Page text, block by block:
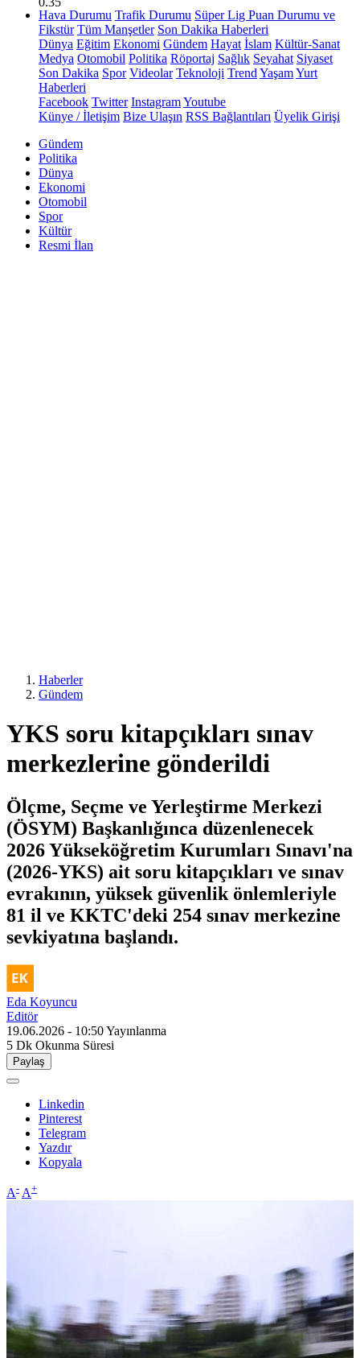
Hava Durumu Trafik Durumu Süper Lig Puan Durumu ve
Fikstür Tüm Manşetler Son Dakika Haberleri
Dünya Eğitim Ekonomi Gündem Hayat İslam Kültür-Sanat
Medya Otomobil Politika Röportaj Sağlık Seyahat Siyaset
Son Dakika Spor Videolar Teknoloji Trend YaşamYurt
Haberleri
Facebook Twitter InstagramYoutube
Künye / İletişim Bize Ulaşın RSS Bağlantıları Üyelik Girişi
Gündem
Politika
Dünya
Ekonomi
Otomobil
Spor
Kültür
Resmi İlan
Haberler
Gündem
YKS soru kitapçıkları sınav
merkezlerine gönderildi
Ölçme, Seçme ve Yerleştirme Merkezi
(ÖSYM) Başkanlığınca düzenlenecek
2026 Yükseköğretim Kurumları Sınavı'na
(2026-YKS) ait soru kitapçıkları ve sınav
evrakının, yüksek güvenlik önlemleriyle
81 il ve KKTC'deki 254 sınav merkezine
sevkiyatına başlandı.
Eda Koyuncu
Editör
19.06.2026 - 10:50Yayınlanma
5 Dk Okunma Süresi
Paylaş
Linkedin
Pinterest
Telegram
Yazdır
Kopyala
A- A+